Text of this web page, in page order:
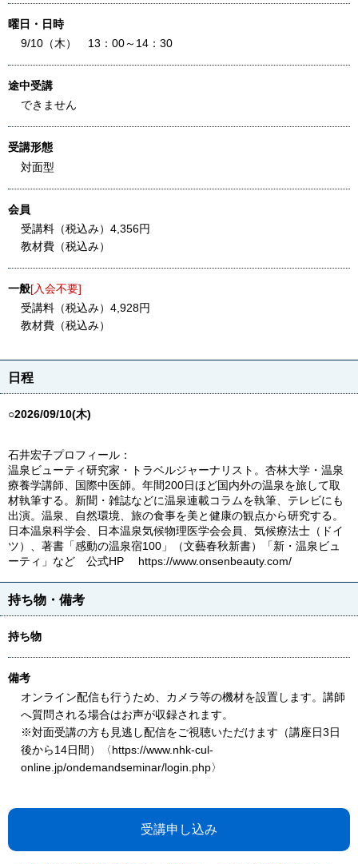
曜日・日時
9/10（木） 13：00～14：30
途中受講
できません
受講形態
対面型
会員
受講料（税込み）4,356円
教材費（税込み）
一般[入会不要]
受講料（税込み）4,928円
教材費（税込み）
日程
○2026/09/10(木)
石井宏子プロフィール：
温泉ビューティ研究家・トラベルジャーナリスト。杏林大学・温泉
療養学講師、国際中医師。年間200日ほど国内外の温泉を旅して取
材執筆する。新聞・雑誌などに温泉連載コラムを執筆、テレビにも
出演。温泉、自然環境、旅の食事を美と健康の観点から研究する。
日本温泉科学会、日本温泉気候物理医学会会員、気候療法士（ドイ
ツ）、著書「感動の温泉宿100」（文藝春秋新書）「新・温泉ビュ
ーティ」など 公式HP https://www.onsenbeauty.com/
持ち物・備考
持ち物
備考
オンライン配信も行うため、カメラ等の機材を設置します。講師
へ質問される場合はお声が収録されます。
※対面受講の方も見逃し配信をご視聴いただけます（講座日3日
後から14日間）〈https://www.nhk-cul-
online.jp/ondemandseminar/login.php〉
受講申し込み